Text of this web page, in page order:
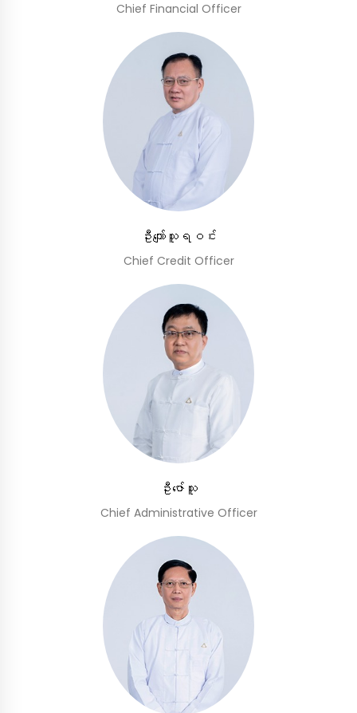
Chief Financial Officer
ဦးကျော်သူရဝင်း
Chief Credit Officer
ဦးဇော်သူ
Chief Administrative Officer